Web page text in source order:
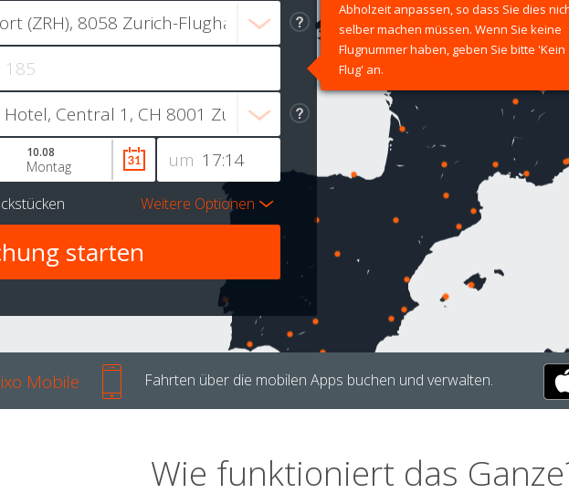
Abholzeit anpassen, so dass Sie dies
selber machen müssen. Wenn Sie keine
Flugnummer haben, geben Sie bitte 'Kein
Flug' an.
um
10.08
Montag
Weitere Optionen
Mobile Fahrten über die mobilen Apps buchen und verwalten.
Wie funktioniert das